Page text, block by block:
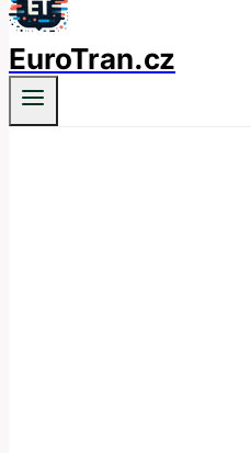
EuroTran.cz